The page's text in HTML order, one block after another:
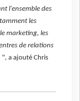
l'ensemble des
les
marketing, les
de relations
", a ajouté Chris